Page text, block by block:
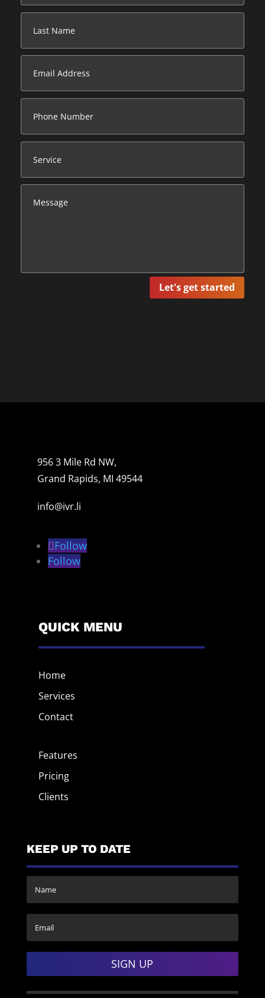
Let's get started
956 3 Mile Rd NW,
Grand Rapids, MI 49544
info@ivr.li
Follow
Follow
QUICK MENU
Home
Services
Contact
Features
Pricing
Clients
KEEP UP TO DATE
SIGN UP